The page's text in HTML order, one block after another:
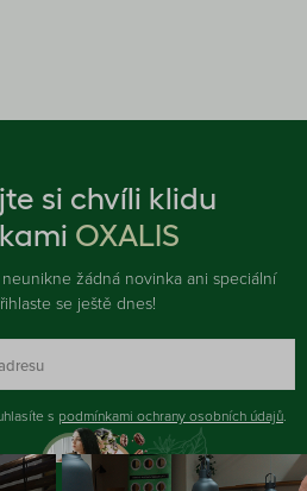
si chvíli klidu
OXALIS
žádná novinka ani speciální
se ještě dnes!
s podmínkami ochrany osobních údajů.